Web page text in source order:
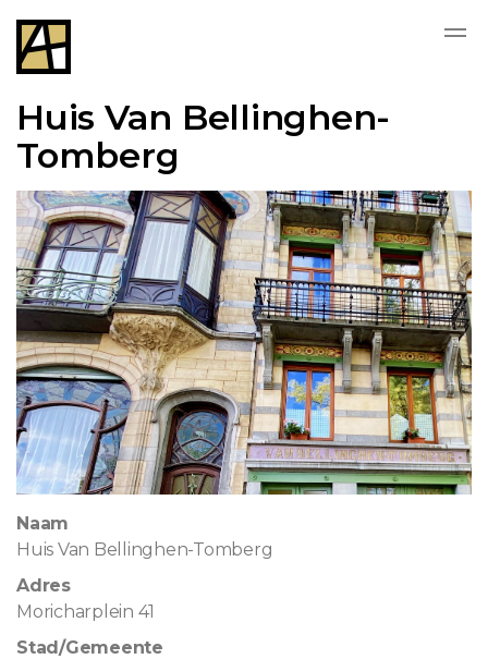
Huis Van Bellinghen-
Tomberg
Naam
Huis Van Bellinghen-Tomberg
Adres
Moricharplein 41
Stad/Gemeente